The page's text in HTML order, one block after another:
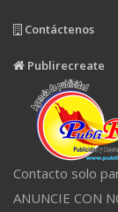
Contáctenos
Publirecreate
Contacto solo
ANUNCIE CON